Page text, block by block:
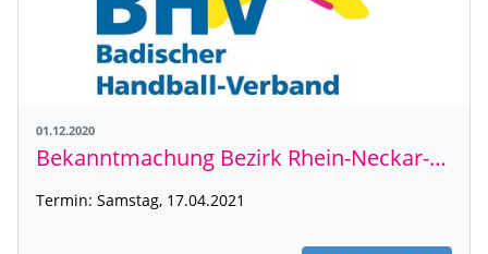
01.12.2020
Bekanntmachung Bezirk Rhein-Neckar-Tauber
Termin: Samstag, 17.04.2021